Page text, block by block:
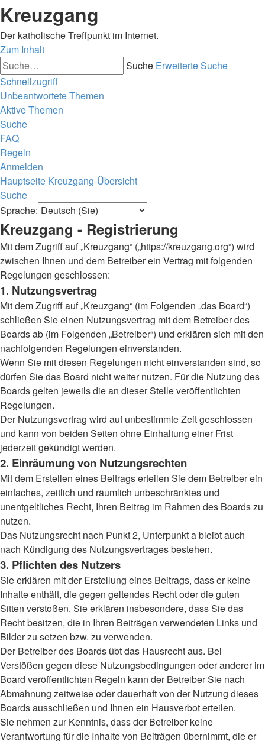
Kreuzgang
Der katholische Treffpunkt im Internet.
Zum Inhalt
Suche Erweiterte Suche
Schnellzugriff
Unbeantwortete Themen
Aktive Themen
Suche
FAQ
Regeln
Anmelden
Hauptseite Kreuzgang-Übersicht
Suche
Sprache:
Kreuzgang - Registrierung
Mit dem Zugriff auf „Kreuzgang“ („https://kreuzgang.org“) wird
zwischen Ihnen und dem Betreiber ein Vertrag mit folgenden
Regelungen geschlossen:
1. Nutzungsvertrag
Mit dem Zugriff auf „Kreuzgang“ (im Folgenden „das Board“)
schließen Sie einen Nutzungsvertrag mit dem Betreiber des
Boards ab (im Folgenden „Betreiber“) und erklären sich mit den
nachfolgenden Regelungen einverstanden.
Wenn Sie mit diesen Regelungen nicht einverstanden sind, so
dürfen Sie das Board nicht weiter nutzen. Für die Nutzung des
Boards gelten jeweils die an dieser Stelle veröffentlichten
Regelungen.
Der Nutzungsvertrag wird auf unbestimmte Zeit geschlossen
und kann von beiden Seiten ohne Einhaltung einer Frist
jederzeit gekündigt werden.
2. Einräumung von Nutzungsrechten
Mit dem Erstellen eines Beitrags erteilen Sie dem Betreiber ein
einfaches, zeitlich und räumlich unbeschränktes und
unentgeltliches Recht, Ihren Beitrag im Rahmen des Boards zu
nutzen.
Das Nutzungsrecht nach Punkt 2, Unterpunkt a bleibt auch
nach Kündigung des Nutzungsvertrages bestehen.
3. Pflichten des Nutzers
Sie erklären mit der Erstellung eines Beitrags, dass er keine
Inhalte enthält, die gegen geltendes Recht oder die guten
Sitten verstoßen. Sie erklären insbesondere, dass Sie das
Recht besitzen, die in Ihren Beiträgen verwendeten Links und
Bilder zu setzen bzw. zu verwenden.
Der Betreiber des Boards übt das Hausrecht aus. Bei
Verstößen gegen diese Nutzungsbedingungen oder anderer im
Board veröffentlichten Regeln kann der Betreiber Sie nach
Abmahnung zeitweise oder dauerhaft von der Nutzung dieses
Boards ausschließen und Ihnen ein Hausverbot erteilen.
Sie nehmen zur Kenntnis, dass der Betreiber keine
Verantwortung für die Inhalte von Beiträgen übernimmt, die er